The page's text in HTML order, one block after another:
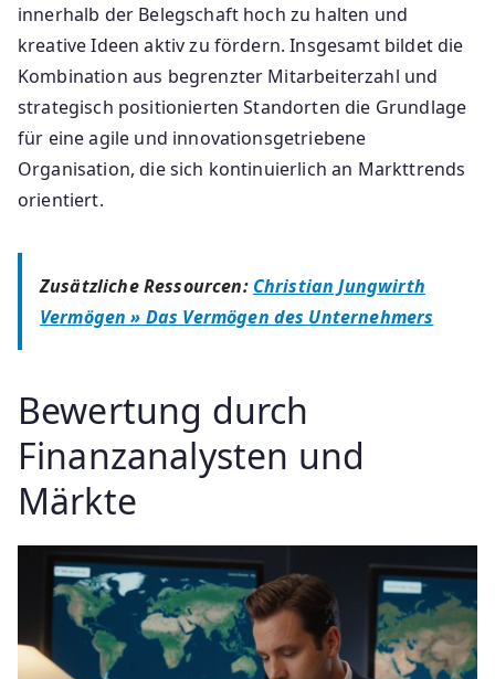
innerhalb der Belegschaft hoch zu halten und
kreative Ideen aktiv zu fördern. Insgesamt bildet die
Kombination aus begrenzter Mitarbeiterzahl und
strategisch positionierten Standorten die Grundlage
für eine agile und innovationsgetriebene
Organisation, die sich kontinuierlich an Markttrends
orientiert.
Zusätzliche Ressourcen: Christian Jungwirth
Vermögen » Das Vermögen des Unternehmers
Bewertung durch
Finanzanalysten und
Märkte